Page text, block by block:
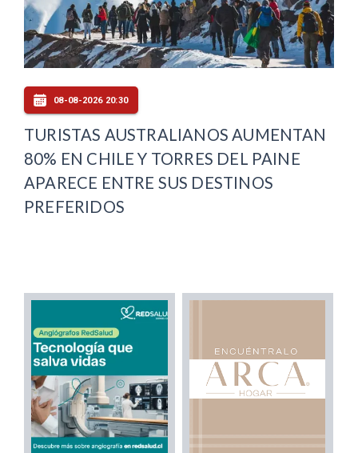
08-08-2026 20:30
TURISTAS AUSTRALIANOS AUMENTAN
80% EN CHILE Y TORRES DEL PAINE
APARECE ENTRE SUS DESTINOS
PREFERIDOS